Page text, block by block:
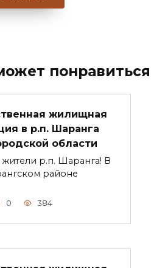
понравиться
жилищная
в р.п. Шаранга
области
р.п. Шаранга! В
районе
0 384